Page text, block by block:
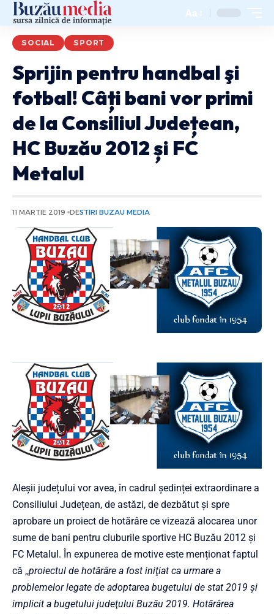
Aa
SOCIAL SPORT
Sprijin pentru handbal şi
fotbal! Câți bani vor primi
de la Consiliul Județean,
HC Buzău 2012 și FC
Metalul
11 MARTIE 2019 DESTIRI BUZAU MEDIA
Aleșii județului vor avea, în cadrul ședinței extraordinare a
Consiliului Județean, de astăzi, de dezbătut și spre
aprobare un proiect de hotărâre ce vizează alocarea unor
sume de bani pentru cluburile sportive HC Buzău 2012 și
FC Metalul. În expunerea de motive este menționat faptul
că ,,proiectul de hotărâre a fost iniţiat ca urmare a
problemelor legate de adoptarea bugetului de stat 2019 şi
implicit a bugetului judeţului Buzău 2019. Hotărârea